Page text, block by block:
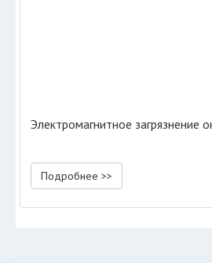
Электромагнитное загрязнение
Подробнее >>